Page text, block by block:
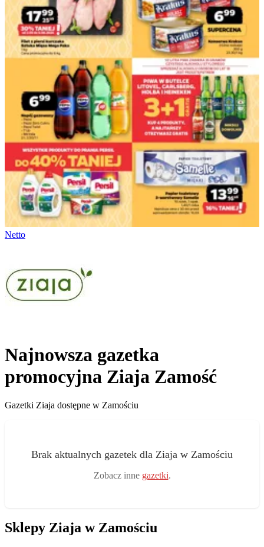
Netto
Najnowsza gazetka
promocyjna Ziaja Zamość
Gazetki Ziaja dostępne w Zamościu
Brak aktualnych gazetek dla Ziaja w Zamościu
Zobacz inne gazetki.
Sklepy Ziaja w Zamościu